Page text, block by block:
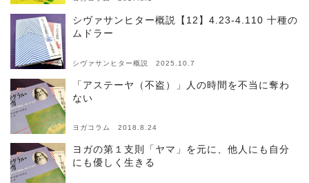
シヴァサンヒター概説【12】4.23-4.110 十種の
ムドラー
シヴァサンヒター概説 2025.10.7
「アステーヤ（不盗）」人の時間を不当に奪わ
ない
ヨガコラム 2018.8.24
ヨガの第１支則「ヤマ」を元に、他人にも自分
にも優しく生きる